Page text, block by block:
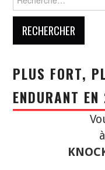
PLUS FORT,
ENDURANT